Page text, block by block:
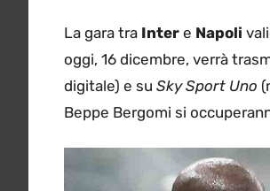
La gara tra Inter e Napoli
oggi, 16 dicembre, verrà
digitale) e su Sky Sport Uno
Beppe Bergomi si